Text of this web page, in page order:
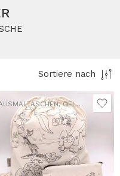
Sortiere nach
,GELDBÖRSEN